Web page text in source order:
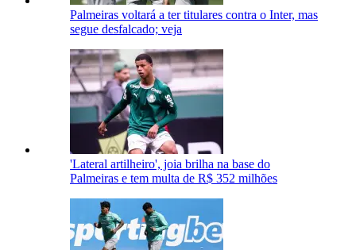
Palmeiras voltará a ter titulares contra o Inter, mas
segue desfalcado; veja
'Lateral artilheiro', joia brilha na base do
Palmeiras e tem multa de R$ 352 milhões